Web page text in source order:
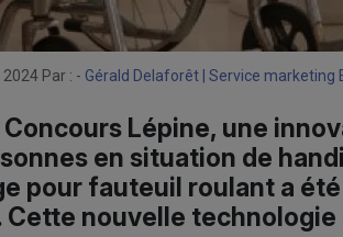
Par : - Gérald Delaforêt | Service marketing
Lépine, une
en situation de
pour fauteuil roulant a
Cette nouvelle